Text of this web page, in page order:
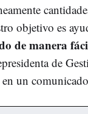
objetivo es
de manera
de
un